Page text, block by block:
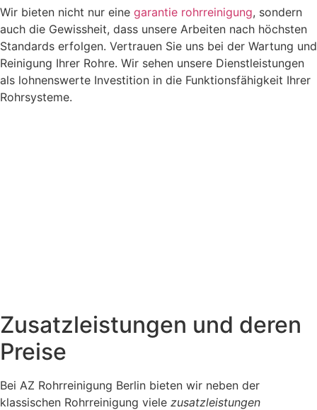
Wir bieten nicht nur eine garantie rohrreinigung, sondern
auch die Gewissheit, dass unsere Arbeiten nach höchsten
Standards erfolgen. Vertrauen Sie uns bei der Wartung und
Reinigung Ihrer Rohre. Wir sehen unsere Dienstleistungen
als lohnenswerte Investition in die Funktionsfähigkeit Ihrer
Rohrsysteme.
Zusatzleistungen und deren
Preise
Bei AZ Rohrreinigung Berlin bieten wir neben der
klassischen Rohrreinigung viele zusatzleistungen